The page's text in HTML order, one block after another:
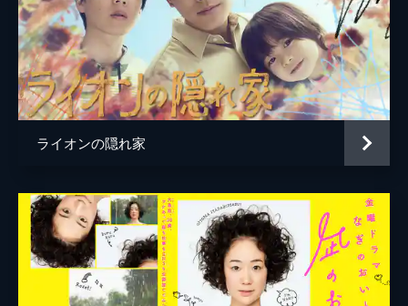
えるデスノート
半田（Mummy-D）は写真に写った女性（高
橋メアリージュン）の行方を諭高（高橋一
生）に問い詰める。その後、その女性との関
係を聞かれた諭高はある秘密を告白する。
45分
第５話 女の戦い、涙、告白…夫失踪の真
相!!
ーの朝木国光（浅野和之）が現れ、クラシッ
ク音楽のフェスティバルに誘う。真紀はそん
な舞台には立てないと拒否するが…。
45分
第６話 夫の告白、妻の涙
すずめ（満島ひかり）は、真紀（松たか子）
脚本 坂元裕二
プロデューサー 土井裕泰
佐野亜裕美
演出 土井裕泰
坪井敏雄
ライオンの隠れ家